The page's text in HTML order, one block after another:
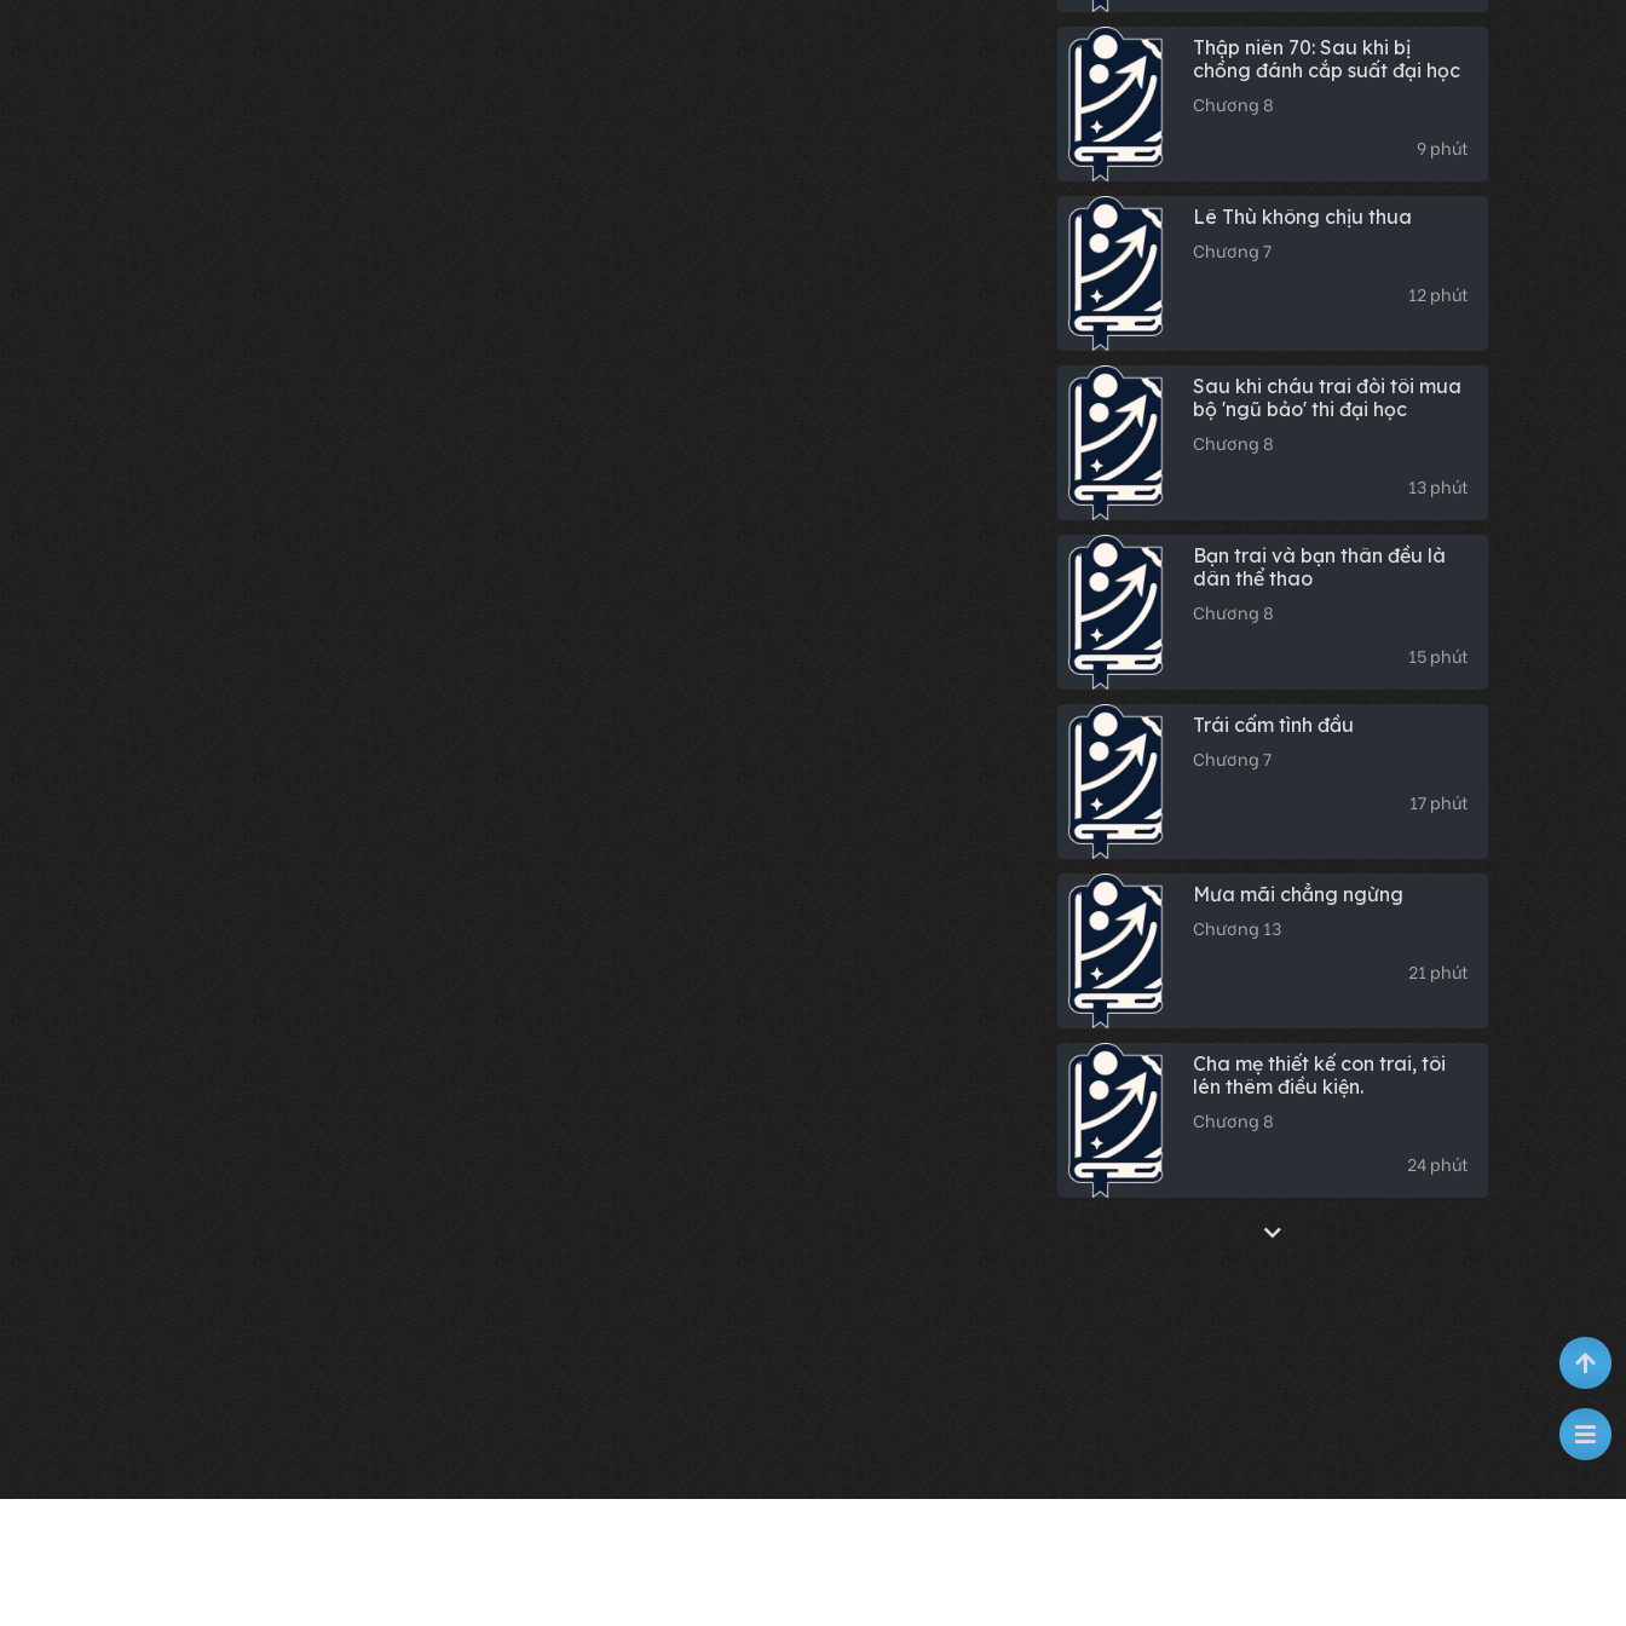
Thập niên 70: Sau khi bị
chồng đánh cắp suất đại học
Chương 8
9 phút
Lê Thù không chịu thua
Chương 7
12 phút
Sau khi cháu trai đòi tôi mua
bộ 'ngũ bảo' thi đại học
Chương 8
13 phút
Bạn trai và bạn thân đều là
dân thể thao
Chương 8
15 phút
Trái cấm tình đầu
Chương 7
17 phút
Mưa mãi chẳng ngừng
Chương 13
21 phút
Cha mẹ thiết kế con trai, tôi
lén thêm điều kiện.
Chương 8
24 phút